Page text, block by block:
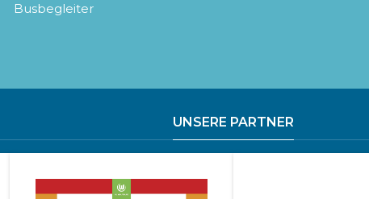
Busbegleiter
UNSERE PARTNER